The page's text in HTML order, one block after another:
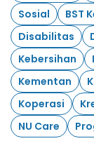
Sosial
BST
Disabilitas
Kebersihan
Kementan
Koperasi
NU Care